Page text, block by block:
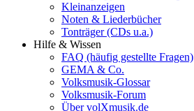
Kleinanzeigen
Noten & Liederbücher
Tonträger (CDs u.a.)
Hilfe & Wissen
FAQ (häufig gestellte Fragen)
GEMA & Co.
Volksmusik-Glossar
Volksmusik-Forum
Über volXmusik.de